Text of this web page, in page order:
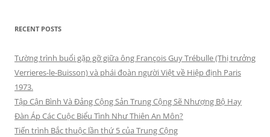
RECENT POSTS
Tường trình buổi gặp gỡ giữa ông François Guy Trébulle (Thị trưởng
Verrieres-le-Buisson) và phái đoàn người Việt về Hiệp định Paris
1973.
Tập Cận Bình Và Đảng Cộng Sản Trung Cộng Sẽ Nhượng Bộ Hay
Đàn Áp Các Cuộc Biểu Tình Như Thiên An Môn?
Tiến trình Bắc thuộc lần thứ 5 của Trung Cộng